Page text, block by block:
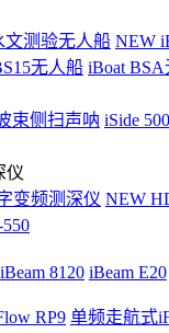
文测验无人船 NEW
无人船 iBoat
束侧扫声呐 iSide
仪
变频测深仪 NEW
iBeam 8120 iBeam E20
RP9 单频走航式